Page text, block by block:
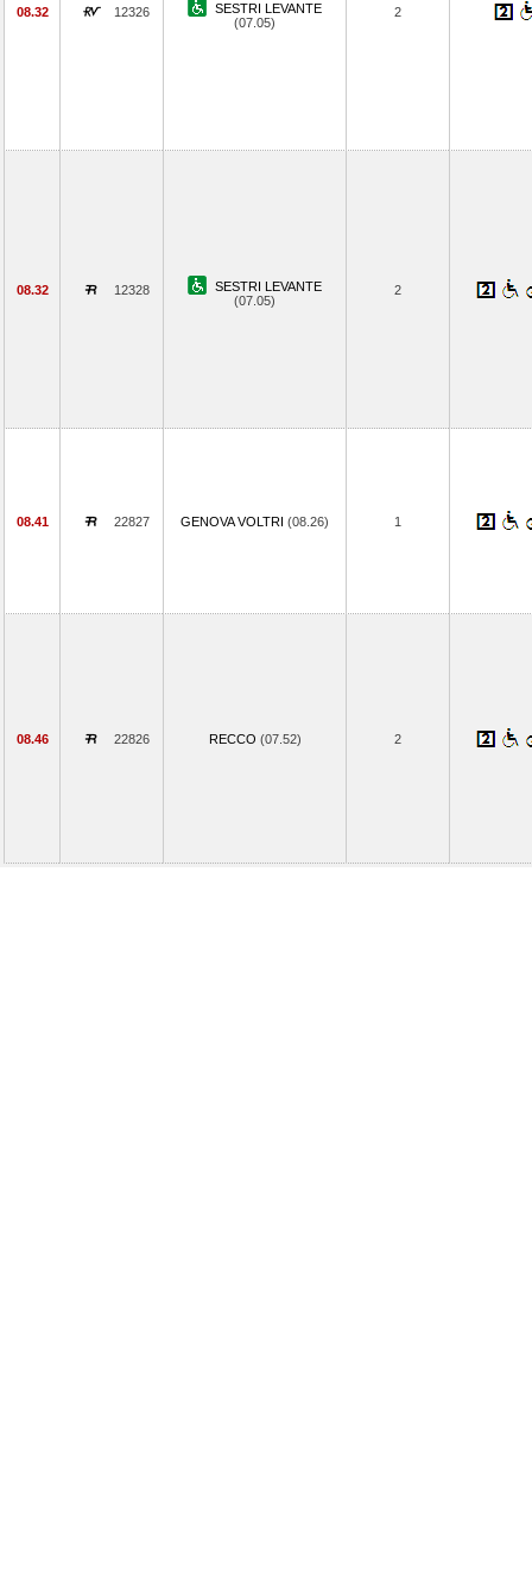
08.32 12326
SESTRI LEVANTE
(07.05)
2
08.32 12328
SESTRI LEVANTE
(07.05)
2
08.41 22827 GENOVA VOLTRI (08.26) 1
08.46 22826 RECCO (07.52) 2